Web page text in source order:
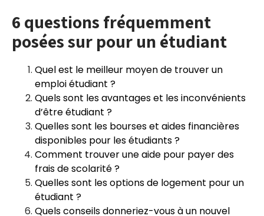
6 questions fréquemment
posées sur pour un étudiant
Quel est le meilleur moyen de trouver un
emploi étudiant ?
Quels sont les avantages et les inconvénients
d’être étudiant ?
Quelles sont les bourses et aides financières
disponibles pour les étudiants ?
Comment trouver une aide pour payer des
frais de scolarité ?
Quelles sont les options de logement pour un
étudiant ?
Quels conseils donneriez-vous à un nouvel